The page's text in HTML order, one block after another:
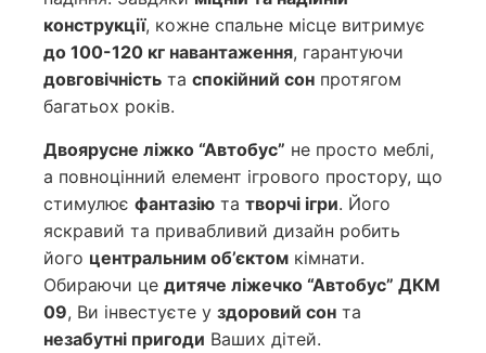
конструкції, кожне спальне місце витримує
до 100-120 кг навантаження, гарантуючи
довговічність та спокійний сон протягом
багатьох років.
Двоярусне ліжко “Автобус” не просто меблі,
а повноцінний елемент ігрового простору, що
стимулює фантазію та творчі ігри. Його
яскравий та привабливий дизайн робить
його центральним об’єктом кімнати.
Обираючи це дитяче ліжечко “Автобус” ДКМ
09, Ви інвестуєте у здоровий сон та
незабутні пригоди Ваших дітей.